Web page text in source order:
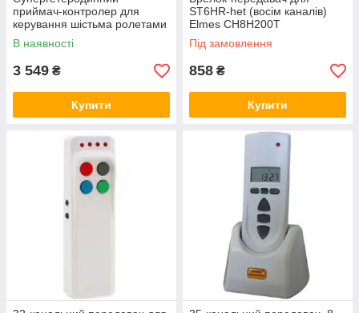
приймач-контролер для
керування шістьма ролетами
(комірами, ролетами Elmes
ST6HR-het
В наявності
3 549 ₴
Купити
ST6HR-het (восім каналів)
Elmes CH8H200T
Під замовлення
858 ₴
Купити